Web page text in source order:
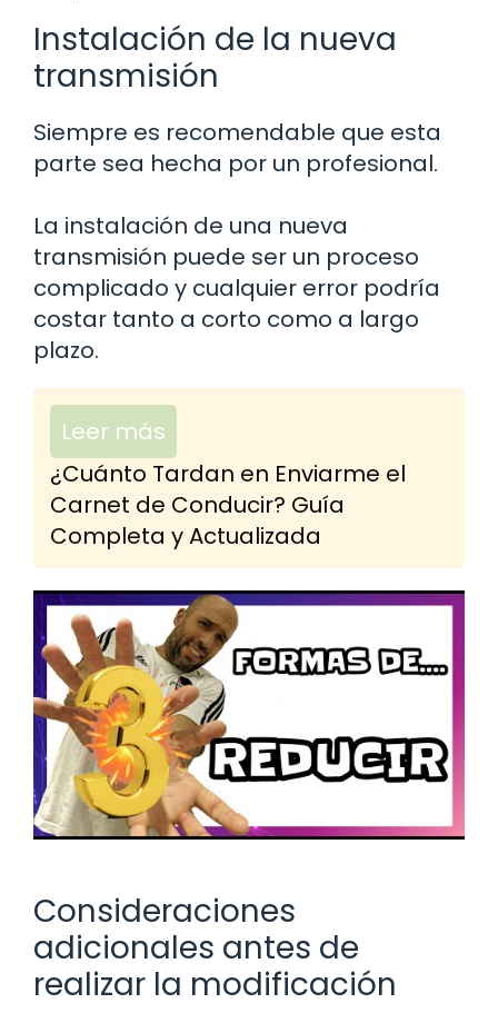
Instalación de la nueva
transmisión
Siempre es recomendable que esta
parte sea hecha por un profesional.
La instalación de una nueva
transmisión puede ser un proceso
complicado y cualquier error podría
costar tanto a corto como a largo
plazo.
Leer más
¿Cuánto Tardan en Enviarme el
Carnet de Conducir? Guía
Completa y Actualizada
Consideraciones
adicionales antes de
realizar la modificación